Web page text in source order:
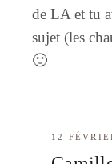
de LA et tu
sujet (les
🙂
12